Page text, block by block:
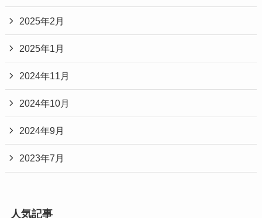
2025年2月
2025年1月
2024年11月
2024年10月
2024年9月
2023年7月
人気記事